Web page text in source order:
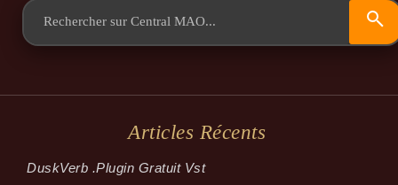
Articles Récents
Dusk­Verb .plugin Gratuit Vst